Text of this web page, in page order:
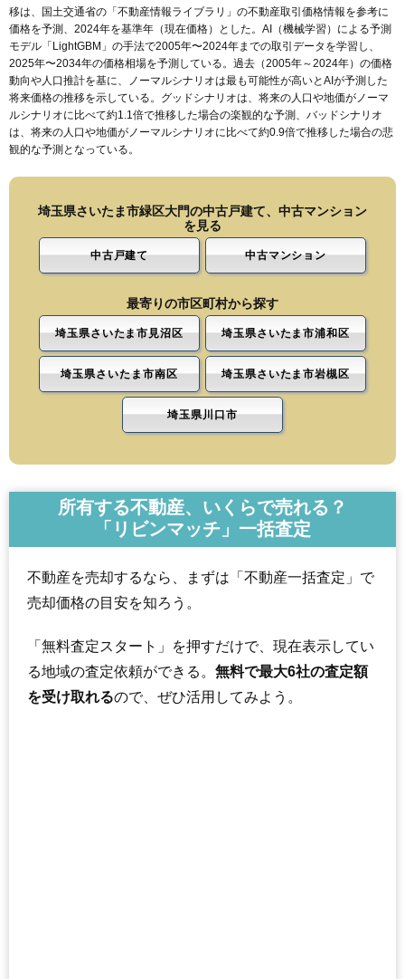
移は、国土交通省の「 不動産情報ライブラリ 」の不動産取引価格情報を参考に
価格を予測、2024年を基準年（現在価格）とした。AI（機械学習）による予測
モデル「LightGBM」の手法で2005年〜2024年までの取引データを学習し、
2025年〜2034年の価格相場を予測している。過去（2005年～2024年）の価格
動向や人口推計を基に、ノーマルシナリオは最も可能性が高いとAIが予測した
将来価格の推移を示している。グッドシナリオは、将来の人口や地価がノーマ
ルシナリオに比べて約1.1倍で推移した場合の楽観的な予測、バッドシナリオ
は、将来の人口や地価がノーマルシナリオに比べて約0.9倍で推移した場合の悲
観的な予測となっている。
埼玉県さいたま市緑区大門の中古戸建て、中古マンション
を見る
中古戸建て 中古マンション
最寄りの市区町村から探す
埼玉県さいたま市見沼区 埼玉県さいたま市浦和区
埼玉県さいたま市南区 埼玉県さいたま市岩槻区
埼玉県川口市
所有する不動産、いくらで売れる？
「リビンマッチ」一括査定
不動産を売却するなら、まずは「不動産一括査定」で
売却価格の目安を知ろう。
「無料査定スタート」を押すだけで、現在表示してい
る地域の査定依頼ができる。 無料で最大6社の査定額
を受け取れるので、ぜひ活用してみよう。